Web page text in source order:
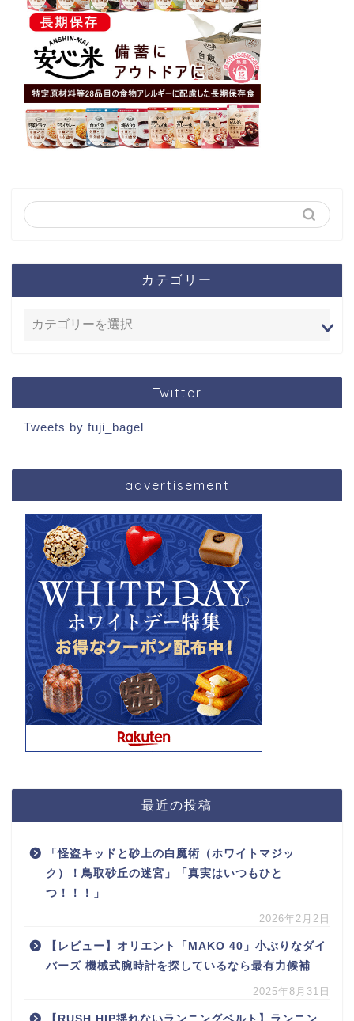
カテゴリー
Twitter
Tweets by fuji_bagel
advertisement
最近の投稿
「怪盗キッドと砂上の白魔術（ホワイトマジッ
ク）！鳥取砂丘の迷宮」「真実はいつもひと
つ！！！」
2026年2月2日
【レビュー】オリエント「MAKO 40」小ぶりなダイ
バーズ 機械式腕時計を探しているなら最有力候補
2025年8月31日